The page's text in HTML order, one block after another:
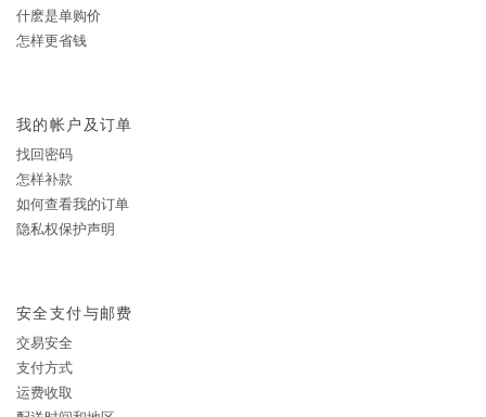
什麽是单购价
怎样更省钱
我的帐户及订单
找回密码
怎样补款
如何查看我的订单
隐私权保护声明
安全支付与邮费
交易安全
支付方式
运费收取